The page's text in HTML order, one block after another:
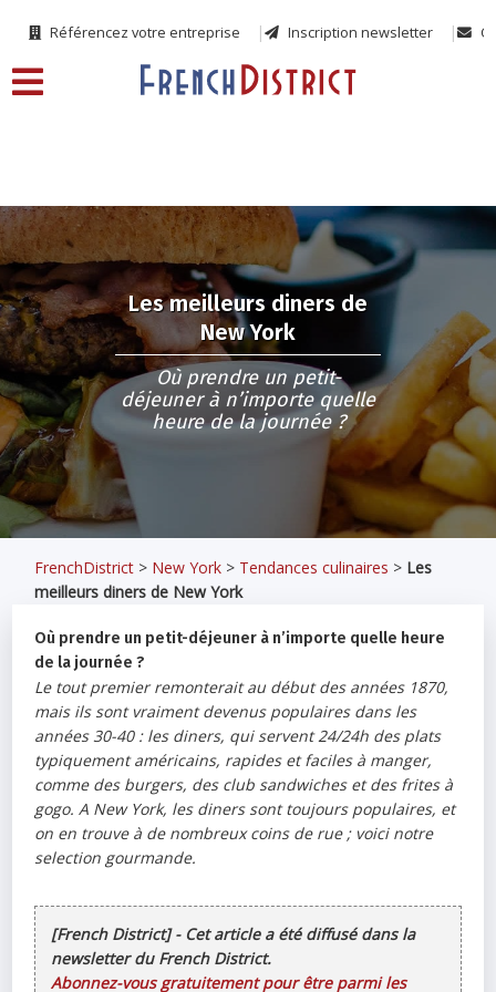
Référencez votre entreprise Inscription newsletter
Les meilleurs diners de
New York
Où prendre un petit-
déjeuner à n’importe quelle
heure de la journée ?
FrenchDistrict > New York > Tendances culinaires > Les
meilleurs diners de New York
Où prendre un petit-déjeuner à n’importe quelle heure
de la journée ?
Le tout premier remonterait au début des années 1870,
mais ils sont vraiment devenus populaires dans les
années 30-40 : les diners, qui servent 24/24h des plats
typiquement américains, rapides et faciles à manger,
comme des burgers, des club sandwiches et des frites à
gogo. A New York, les diners sont toujours populaires, et
on en trouve à de nombreux coins de rue ; voici notre
selection gourmande.
[French District] - Cet article a été diffusé dans la
newsletter du French District.
Abonnez-vous gratuitement pour être parmi les